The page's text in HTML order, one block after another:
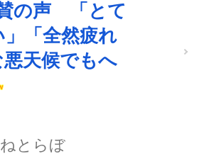
の声 「とて
「全然疲れ
天候でもへ
ねとらぼ